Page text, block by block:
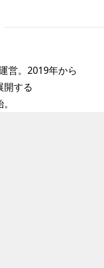
営。2019年から
開する